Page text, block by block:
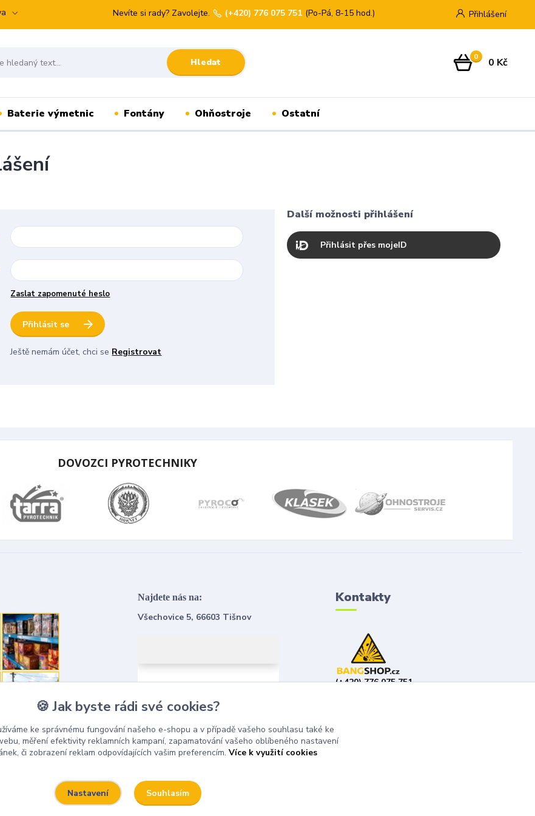
Přihlášení
Hledat
Nevíte si rady? Zavolejte. (+420) 776 075 751 (Po-Pá, 8-15 hod.)
0 0 Kč
Baterie výmetnic Fontány Ohňostroje Ostatní
Zaslat zapomenuté heslo
Přihlásit se
Ještě nemám účet, chci se Registrovat
Další možnosti přihlášení
Přihlásit přes mojeID
DOVOZCI PYROTECHNIKY
Najdete nás na:
Všechovice 5, 66603 Tišnov
Kontakty
(+420) 776 075 751
🍪 Jak byste rádi své cookies?
ke správnému fungování našeho e-shopu a v případě vašeho souhlasu také ke
měření efektivity reklamních kampaní, zapamatování vašeho oblíbeného nastavení
či zobrazení reklam odpovídajících vašim preferencím. Více k využití cookies
Nastavení Souhlasím